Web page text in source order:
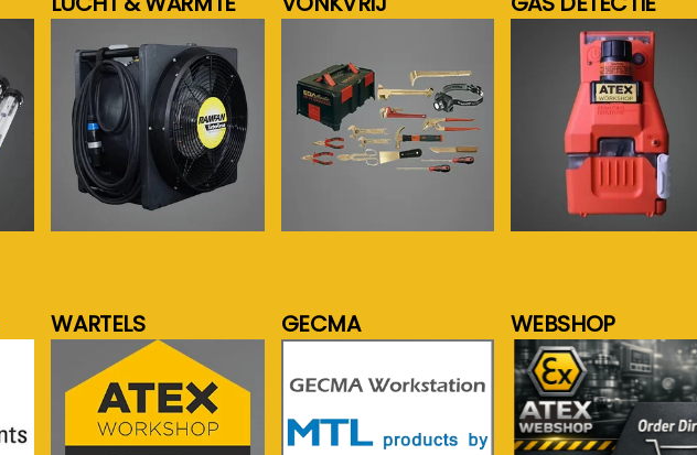
meer info... meer info...
WARTELS GECMA WEBSHOP